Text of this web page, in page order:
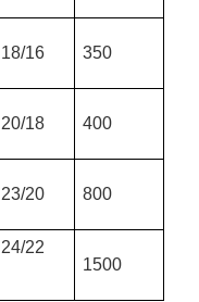
18/16 350
20/18 400
23/20 800
24/22
1500